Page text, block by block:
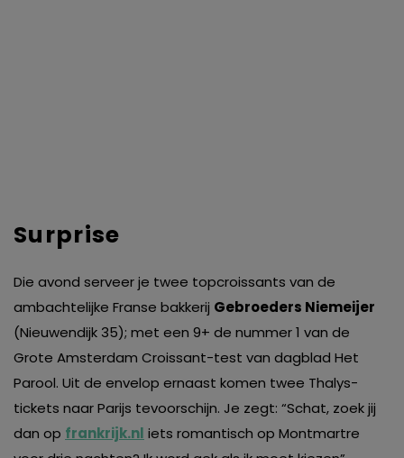
Surprise
Die avond serveer je twee topcroissants van de
ambachtelijke Franse bakkerij Gebroeders Niemeijer
(Nieuwendijk 35); met een 9+ de nummer 1 van de
Grote Amsterdam Croissant-test van dagblad Het
Parool. Uit de envelop ernaast komen twee Thalys-
tickets naar Parijs tevoorschijn. Je zegt: “Schat, zoek jij
dan op frankrijk.nl iets romantisch op Montmartre